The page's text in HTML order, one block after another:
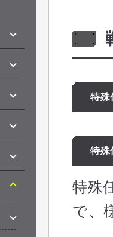
特殊
特殊
特殊
で、